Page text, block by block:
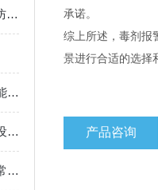
维护与校准：确保RFQC01型人防生物报警器长期有效
空气质量检测仪的工作原理与功能特点概述
人防专用排风机房总控箱的电气设计要点：负荷计算、短路保护与电缆选择
多控制车载核生化监测系统的异常处理方法
承诺。
综上所述，毒剂报
景进行合适的选择
产品咨询